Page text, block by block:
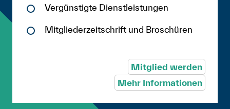
Vergünstigte Dienstleistungen
Mitgliederzeitschrift und Broschüren
Mitglied werden
Mehr Informationen